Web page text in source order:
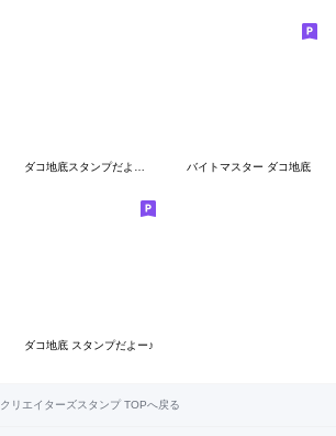
ダコ地底スタンプだよー♬2(ツー) バイトマスター ダコ地底
ダコ地底 スタンプだよー♪
クリエイターズスタンプ TOPへ戻る